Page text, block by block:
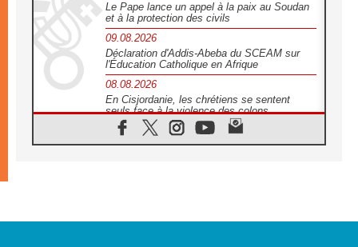
Le Pape lance un appel à la paix au Soudan
et à la protection des civils
09.08.2026
Déclaration d'Addis-Abeba du SCEAM sur
l'Éducation Catholique en Afrique
08.08.2026
En Cisjordanie, les chrétiens se sentent
seuls face à la violence des colons
08.08.2026
Léon XIV au sanctuaire de Notre Dame du
08.08.2026